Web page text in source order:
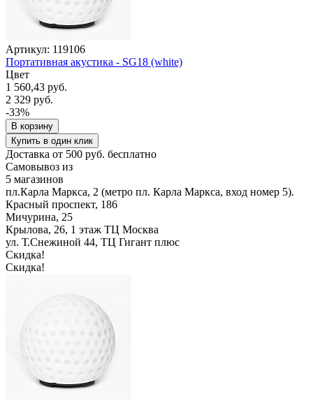
Артикул: 119106
Портативная акустика - SG18 (white)
Цвет
1 560,43 руб.
2 329 руб.
-33%
В корзину
Купить в один клик
Доставка от 500 руб. бесплатно
Самовывоз из
5 магазинов
пл.Карла Маркса, 2 (метро пл. Карла Маркса, вход номер 5).
Красный проспект, 186
Мичурина, 25
Крылова, 26, 1 этаж ТЦ Москва
ул. Т.Снежиной 44, ТЦ Гигант плюс
Скидка!
Скидка!